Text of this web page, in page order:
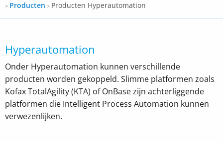
Docspro
> Producten > Producten Hyperautomation
Hyperautomation
Onder Hyperautomation kunnen verschillende
producten worden gekoppeld. Slimme platformen zoals
Kofax TotalAgility (KTA) of OnBase zijn achterliggende
platformen die Intelligent Process Automation kunnen
verwezenlijken.